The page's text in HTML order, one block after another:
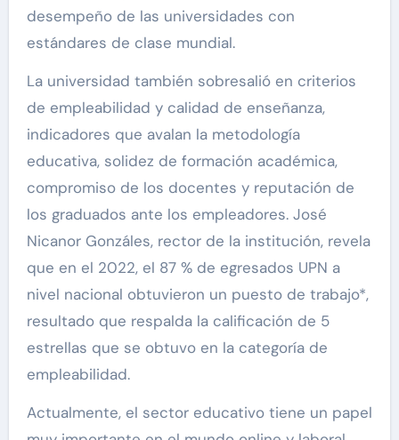
desempeño de las universidades con
estándares de clase mundial.
La universidad también sobresalió en criterios
de empleabilidad y calidad de enseñanza,
indicadores que avalan la metodología
educativa, solidez de formación académica,
compromiso de los docentes y reputación de
los graduados ante los empleadores. José
Nicanor Gonzáles, rector de la institución, revela
que en el 2022, el 87 % de egresados UPN a
nivel nacional obtuvieron un puesto de trabajo*,
resultado que respalda la calificación de 5
estrellas que se obtuvo en la categoría de
empleabilidad.
Actualmente, el sector educativo tiene un papel